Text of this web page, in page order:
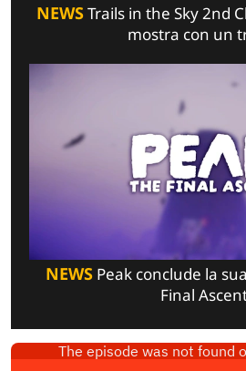
NEWSTrails in the Sky 2nd
mostra con un
NEWSPeak conclude la
Final